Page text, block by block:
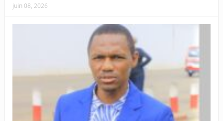
juin 08, 2026